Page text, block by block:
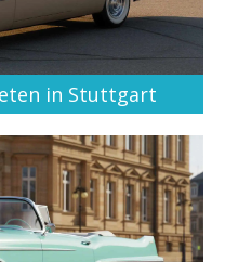
in Stuttgart